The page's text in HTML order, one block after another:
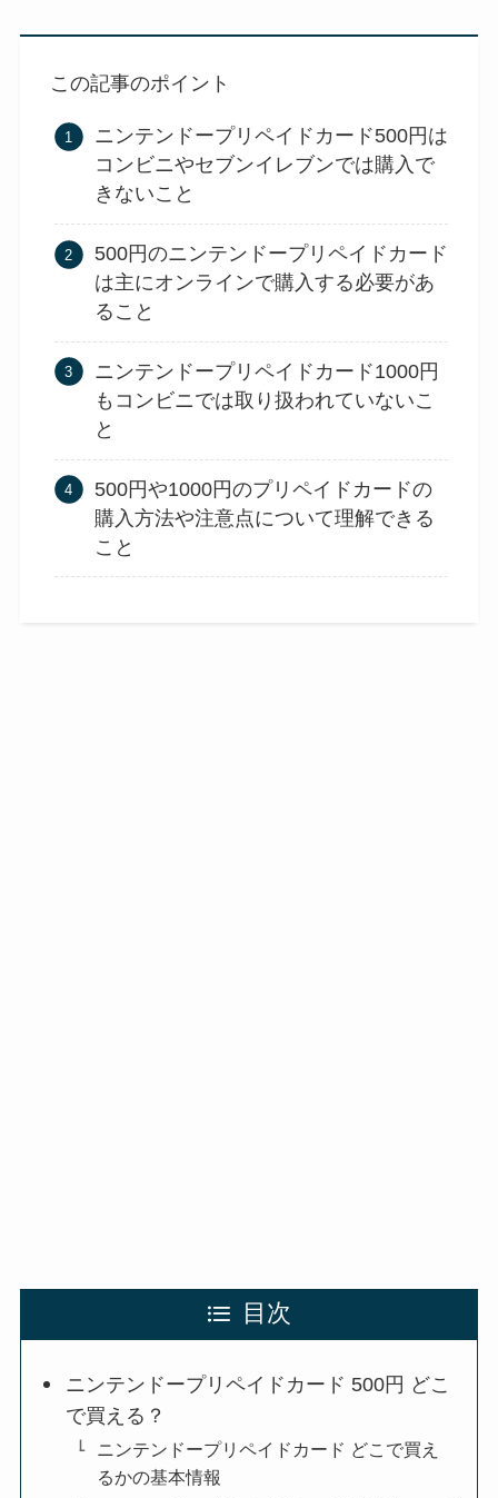
この記事のポイント
ニンテンドープリペイドカード500円は
コンビニやセブンイレブンでは購入で
きないこと
500円のニンテンドープリペイドカード
は主にオンラインで購入する必要があ
ること
ニンテンドープリペイドカード1000円
もコンビニでは取り扱われていないこ
と
500円や1000円のプリペイドカードの
購入方法や注意点について理解できる
こと
目次
ニンテンドープリペイドカード 500円 どこ
で買える？
ニンテンドープリペイドカード どこで買え
るかの基本情報